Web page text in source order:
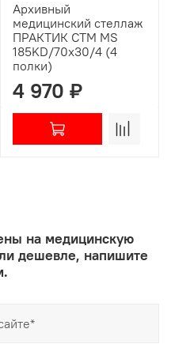
Архивный
медицинский стеллаж
ПРАКТИК СТМ MS
185KD/70х30/4 (4
полки)
4 970 ₽
на медицинскую
дешевле, напишите